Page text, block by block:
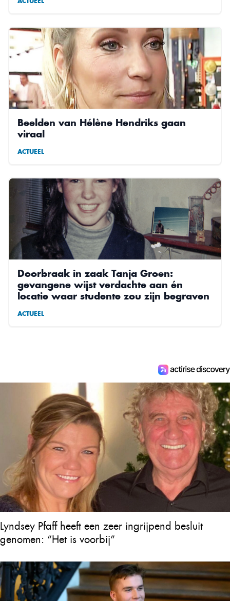
Beelden van Hélène Hendriks gaan
viraal
ACTUEEL
Doorbraak in zaak Tanja Groen:
gevangene wijst verdachte aan én
locatie waar studente zou zijn begraven
ACTUEEL
Lyndsey Pfaff heeft een zeer ingrijpend besluit
genomen: “Het is voorbij”